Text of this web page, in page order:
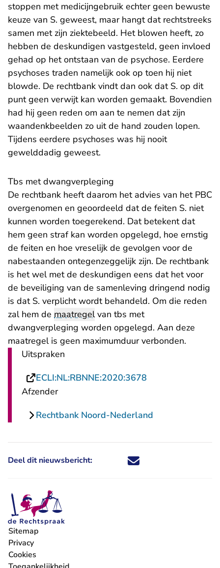
stoppen met medicijngebruik echter geen bewuste
keuze van S. geweest, maar hangt dat rechtstreeks
samen met zijn ziektebeeld. Het blowen heeft, zo
hebben de deskundigen vastgesteld, geen invloed
gehad op het ontstaan van de psychose. Eerdere
psychoses traden namelijk ook op toen hij niet
blowde. De rechtbank vindt dan ook dat S. op dit
punt geen verwijt kan worden gemaakt. Bovendien
had hij geen reden om aan te nemen dat zijn
waandenkbeelden zo uit de hand zouden lopen.
Tijdens eerdere psychoses was hij nooit
gewelddadig geweest.
Tbs met dwangverpleging
De rechtbank heeft daarom het advies van het PBC
overgenomen en geoordeeld dat de feiten S. niet
kunnen worden toegerekend. Dat betekent dat
hem geen straf kan worden opgelegd, hoe ernstig
de feiten en hoe vreselijk de gevolgen voor de
nabestaanden ontegenzeggelijk zijn. De rechtbank
is het wel met de deskundigen eens dat het voor
de beveiliging van de samenleving dringend nodig
is dat S. verplicht wordt behandeld. Om die reden
zal hem de maatregelvan tbs met
dwangverpleging worden opgelegd. Aan deze
maatregel is geen maximumduur verbonden.
Uitspraken
ECLI:NL:RBNNE:2020:3678
Afzender
Rechtbank Noord-Nederland
Deel dit nieuwsbericht: Deel dit nieuwsbericht via X -
Deel dit nieuwsbericht via
Deel dit nieuwsbericht
Deel dit
Sitemap
Privacy
Cookies